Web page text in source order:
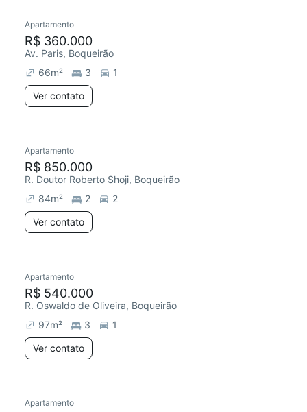
Redecorar
Apartamento
R$ 360.000
Av. Paris, Boqueirão
66m² 3
1
Ver contato
Apartamento
R$ 850.000
R. Doutor Roberto Shoji, Boqueirão
84m² 2
2
Ver contato
Redecorar
Apartamento
R$ 540.000
R. Oswaldo de Oliveira, Boqueirão
97m² 3
1
Ver contato
Redecorar
Apartamento